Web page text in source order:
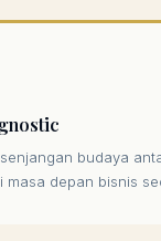
budaya
masa depan bisnis